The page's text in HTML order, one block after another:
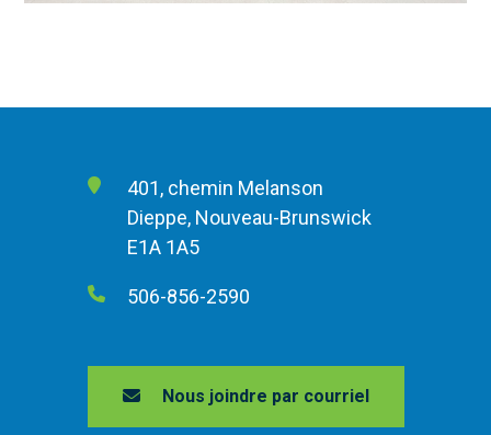
401, chemin Melanson
Dieppe, Nouveau-Brunswick
E1A 1A5
506-856-2590
Nous joindre par courriel